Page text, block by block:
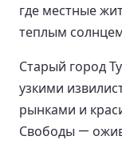
где местные
теплым
Старый город
узкими
рынками и
Свободы —